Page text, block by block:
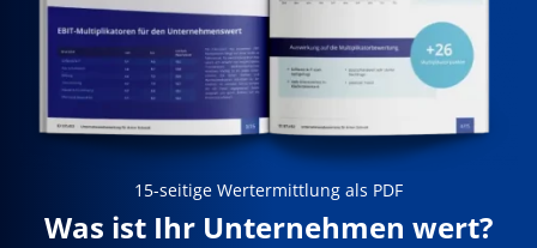
15-seitige Wertermittlung als PDF
Was ist Ihr Unternehmen wert?